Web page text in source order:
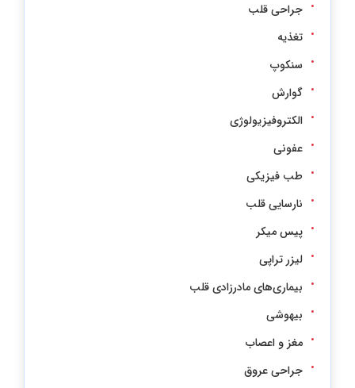
جراحی قلب
تغذیه
سنکوپ
گوارش
الکتروفیزیولوژی
عفونی
طب فیزیکی
نارسایی قلب
پیس میکر
لیزر تراپی
بیماری‌های مادرزادی قلب
بیهوشی
مغز و اعصاب
جراحی عروق